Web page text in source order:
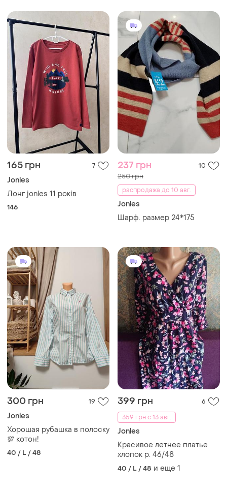
165 грн 7
Jonles
Лонг jonles 11 років
146
237 грн 10
250 грн
распродажа до 10 авг.
Jonles
Шарф. размер 24*175
300 грн 19
Jonles
Хорошая рубашка в полоску
💯 котон!
40 / L / 48
399 грн
6
359 грн с 13 авг.
Jonles
Красивое летнее платье
хлопок р. 46/48
40 / L / 48 и еще 1